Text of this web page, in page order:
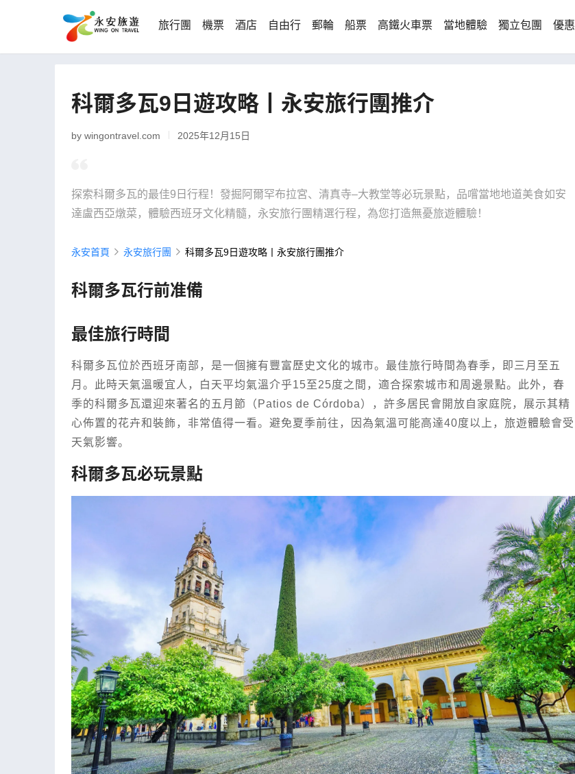
旅行團 機票 酒店 自由行 郵輪 船票 高鐵火車票 當地體驗 獨立包團 優惠
科爾多瓦9日遊攻略丨永安旅行團推介
by wingontravel.com 2025年12月15日
探索科爾多瓦的最佳9日行程！發掘阿爾罕布拉宮、清真寺–大教堂等必玩景點，品嚐當地地道美食如安
達盧西亞燉菜，體驗西班牙文化精髓，永安旅行團精選行程，為您打造無憂旅遊體驗！
永安首頁 永安旅行團 科爾多瓦9日遊攻略丨永安旅行團推介
科爾多瓦行前准備
最佳旅行時間
科爾多瓦位於西班牙南部，是一個擁有豐富歷史文化的城市。最佳旅行時間為春季，即三月至五
月。此時天氣溫暖宜人，白天平均氣溫介乎15至25度之間，適合探索城市和周邊景點。此外，春
季的科爾多瓦還迎來著名的五月節（Patios de Córdoba），許多居民會開放自家庭院，展示其精
心佈置的花卉和裝飾，非常值得一看。避免夏季前往，因為氣溫可能高達40度以上，旅遊體驗會受
天氣影響。
科爾多瓦必玩景點